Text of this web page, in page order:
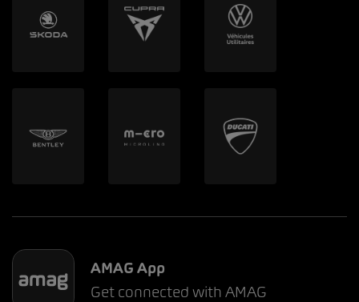
AMAG App
Get connected with AMAG